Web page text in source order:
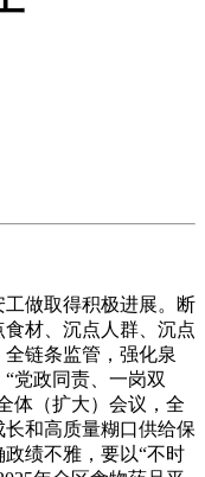
做取得积极进展。断
材、沉点人群、沉点
链条监管，强化泉
党政同责、一岗双
体（扩大）会议，全
和高质量糊口供给保
绩不雅，要以“不时